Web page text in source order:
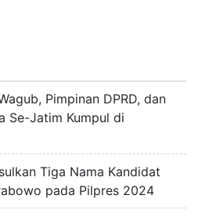
Pimpinan DPRD, dan
Se-Jatim Kumpul di
Tiga Nama Kandidat
pada Pilpres 2024